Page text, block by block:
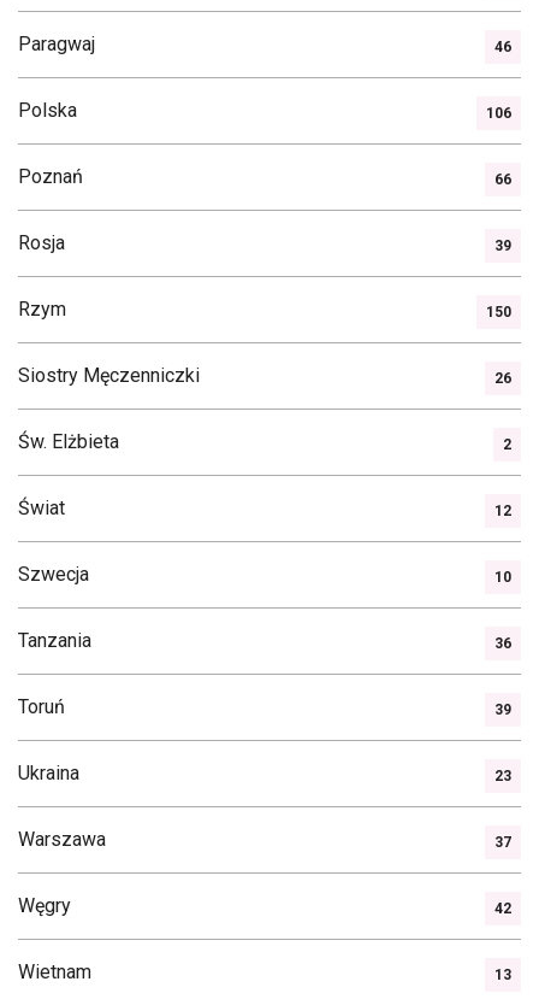
Paragwaj 46
Polska 106
Poznań 66
Rosja 39
Rzym 150
Siostry Męczenniczki 26
Św. Elżbieta 2
Świat 12
Szwecja 10
Tanzania 36
Toruń 39
Ukraina 23
Warszawa 37
Węgry 42
Wietnam 13